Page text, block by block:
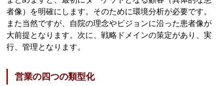
者像）を明確にします。そのために環境分析が必要です。
また当然ですが、自院の理念やビジョンに沿った患者像が
大前提となります。次に、戦略ドメインの策定があり、実
行、管理となります。
営業の四つの類型化